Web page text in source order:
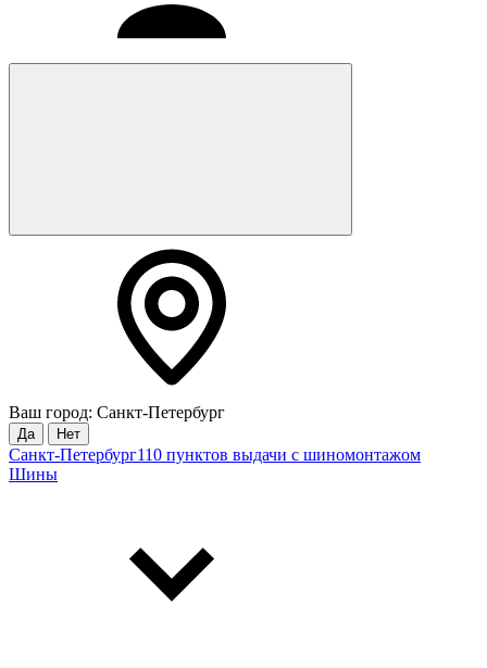
Ваш город: Санкт-Петербург
Да Нет
Санкт-Петербург110 пунктов выдачи с шиномонтажом
Шины